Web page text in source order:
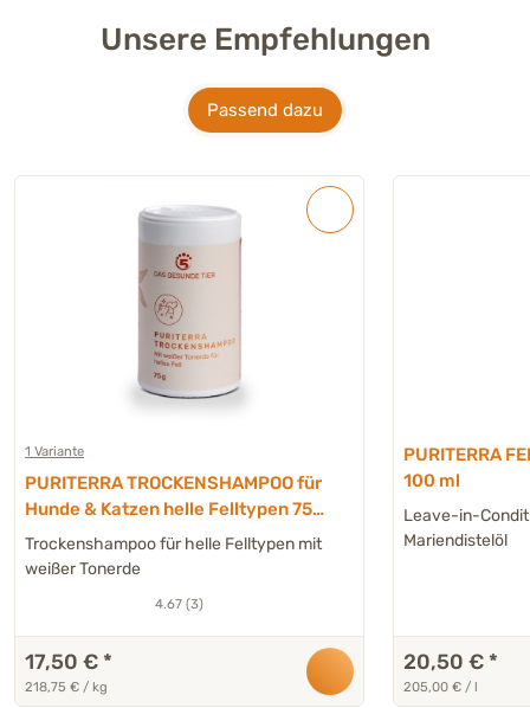
Unsere Empfehlungen
Passend dazu
1 Variante
PURITERRA TROCKENSHAMPOO für
Hunde & Katzen helle Felltypen 75
g
Trockenshampoo für helle Felltypen mit
weißer Tonerde
4.67 (3)
17,50 € *
218,75 € / kg
PURITERRA
100 ml
Leave-in-
Mariendistelöl
20,50 € *
205,00 € / l